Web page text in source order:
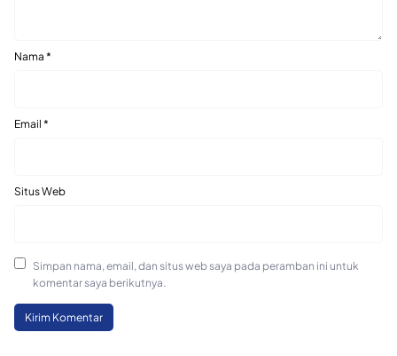
Nama *
Email *
Situs Web
Simpan nama, email, dan situs web saya pada peramban ini untuk
komentar saya berikutnya.